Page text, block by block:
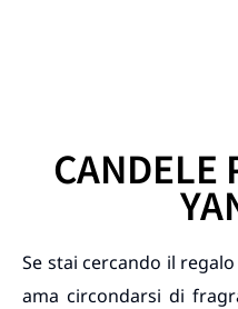
CANDELE
Se stai cercando il
ama circondarsi di